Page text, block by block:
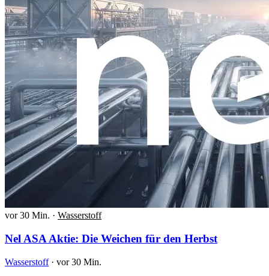
vor 30 Min. · Wasserstoff
Nel ASA Aktie: Die Weichen für den Herbst
Wasserstoff · vor 30 Min.